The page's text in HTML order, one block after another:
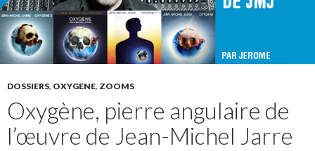
DOSSIERS, OXYGENE, ZOOMS
Oxygène, pierre angulaire de
l’œuvre de Jean-Michel Jarre